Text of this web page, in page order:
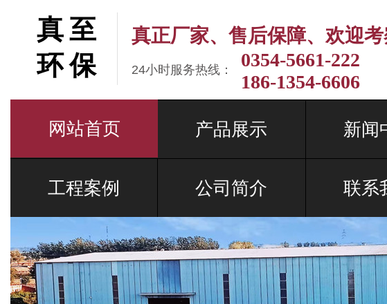
真至
环保
真正厂家、售后保障、欢迎
24小时服务热线：
0354-5661-222
186-1354-6606
网站首页 产品展示 新闻
工程案例 公司简介 联系